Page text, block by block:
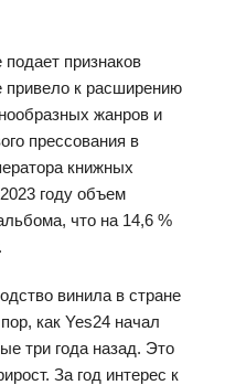
признаков
привело к расширению
жанров и
прессования в
книжных
году объем
что на 14,6 %
винила в стране
как Yes24 начал
три года назад. Это
За год интерес к